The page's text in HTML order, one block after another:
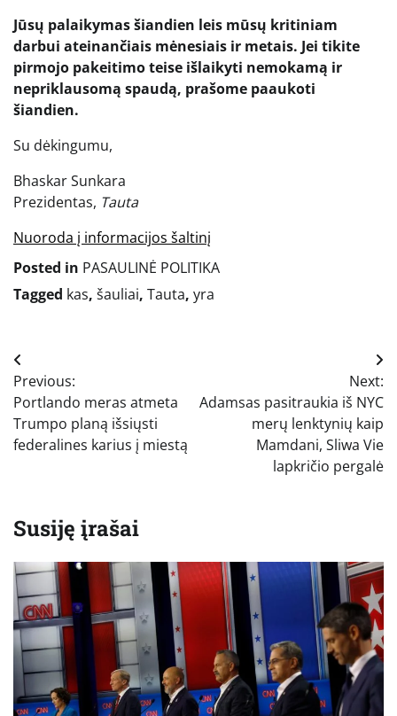
Jūsų palaikymas šiandien leis mūsų kritiniam
darbui ateinančiais mėnesiais ir metais. Jei tikite
pirmojo pakeitimo teise išlaikyti nemokamą ir
nepriklausomą spaudą, prašome paaukoti
šiandien.
Su dėkingumu,
Bhaskar Sunkara
Prezidentas, Tauta
Nuoroda į informacijos šaltinį
Posted in PASAULINĖ POLITIKA
Tagged kas, šauliai, Tauta, yra
Navigacija
tarp
įrašų
Previous:
Portlando meras atmeta
Trumpo planą išsiųsti
federalines karius į miestą
Next:
Adamsas pasitraukia iš NYC
merų lenktynių kaip
Mamdani, Sliwa Vie
lapkričio pergalė
Susiję įrašai